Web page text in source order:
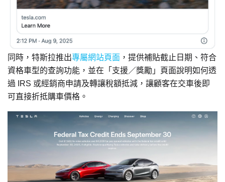
同時，特斯拉推出專屬網站頁面 ，提供補貼截止日期、符合
資格車型的查詢功能，並在「支援／獎勵」頁面說明如何透
過 IRS 或經銷商申請及轉讓稅額抵減，讓顧客在交車後即
可直接折抵購車價格。